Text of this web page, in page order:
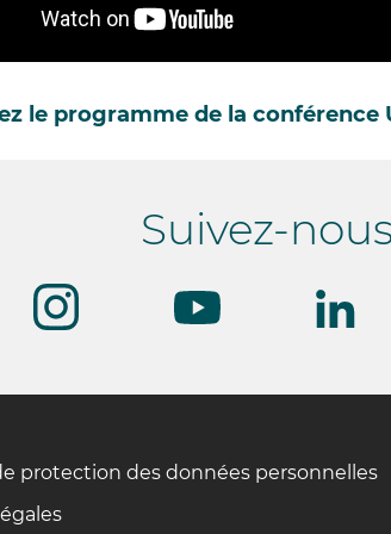
le programme de la conférence
Suivez-nous
protection des données personnelles